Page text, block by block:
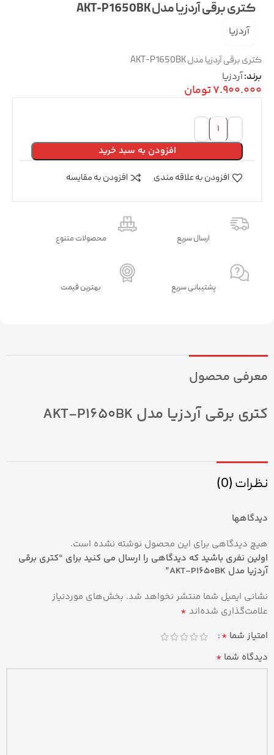
کتری برقی آردزیا مدل AKT-P1650BK
آردزیا
کتری برقی آردزیا مدل AKT-P1650BK
برند:آردزیا
7.900.000تومان
افزودن به سبد خرید
افزودن به علاقه مندی افزودن به مقایسه
ارسال سریع محصولات متنوع
پشتیبانی سریع بهترین قیمت
معرفی محصول
کتری برقی آردزیا مدل AKT-P1650BK
نظرات (0)
دیدگاهها
هیچ دیدگاهی برای این محصول نوشته نشده است.
اولین نفری باشید که دیدگاهی را ارسال می کنید برای “کتری برقی
آردزیا مدل AKT-P1650BK”
نشانی ایمیل شما منتشر نخواهد شد. بخش‌های موردنیاز
علامت‌گذاری شده‌اند *
امتیاز شما *
دیدگاه شما *